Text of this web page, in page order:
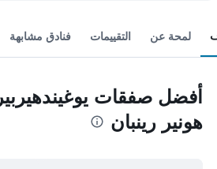
لمحة عن التقييمات فنادق مشابهة
أفضل صفقات
هونير رينبان